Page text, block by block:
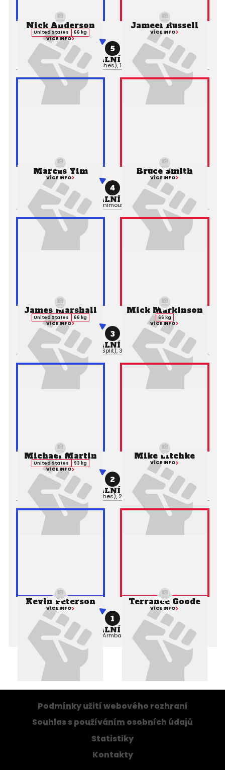
Nick Anderson
United States
66 kg
VÍCE INFO
5
PROFESIONÁLNÍ ZÁPAS MMA
Výsledek: TKO (Punches), 1. kolo 3:39,Rozhodčí:
Jameel Russell
VÍCE INFO
Marcus Yim
VÍCE INFO
4
PROFESIONÁLNÍ ZÁPAS MMA
Výsledek:Decision (Unanimous), 3. kolo 5:00,Rozhodčí:
Bruce Smith
VÍCE INFO
James Marshall
United States
66 kg
VÍCE INFO
3
PROFESIONÁLNÍ ZÁPAS MMA
Výsledek:Decision (Split), 3. kolo 5:00,Rozhodčí:
Mick Markinson
66 kg
VÍCE INFO
Michael Martin
United States
93 kg
VÍCE INFO
2
PROFESIONÁLNÍ ZÁPAS MMA
Výsledek: KO (Punches), 2. kolo 1:19,Rozhodčí:
Mike Litchke
VÍCE INFO
Kevin Peterson
VÍCE INFO
1
PROFESIONÁLNÍ ZÁPAS MMA
Výsledek: Submission (Armbar), 1. kolo 3:02,Rozhodčí:
Terrance Goode
VÍCE INFO
Podmínky užití webového rozhraní
Souhlas s používáním osobních údajů
Statistiky
Kontakty